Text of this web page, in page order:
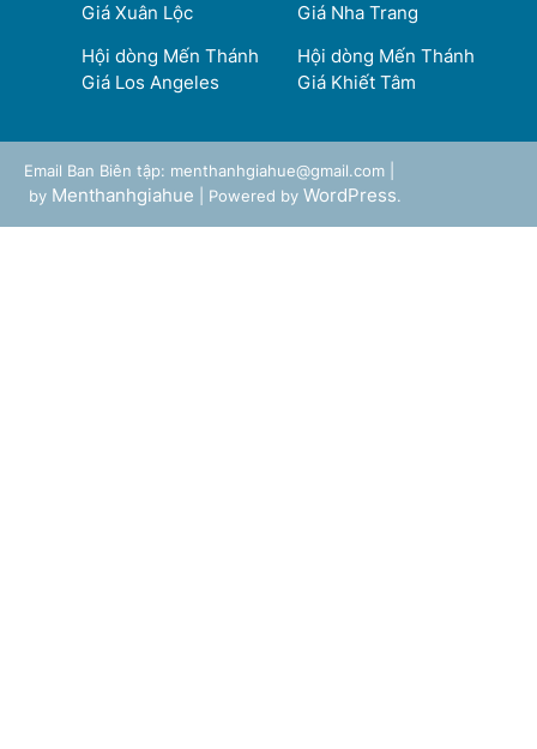
Giá Xuân Lộc
Giá Nha Trang
Hội dòng Mến Thánh
Giá Los Angeles
Hội dòng Mến Thánh
Giá Khiết Tâm
Email Ban Biên tập: menthanhgiahue@gmail.com |
by Menthanhgiahue | Powered by WordPress.